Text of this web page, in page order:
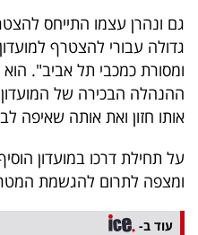
40
UNDER
40
שיתופי
פעולה
גם ונהרן עצמו התייחס
גדולה עבורי להצטרף
ומסורת כמכבי תל אביב".
ההנהלה הבכירה של המועדון
אותו חזון ואת אותה שאיפה
על תחילת דרכו במועדון
ומצפה לתרום להגשמת
עוד ב-